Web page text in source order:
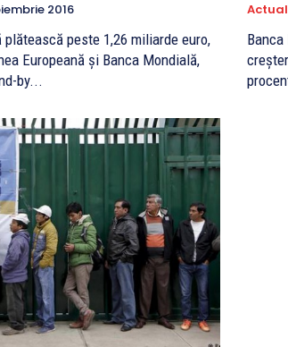
2016
plătească peste 1,26 miliarde euro,
Europeană și Banca Mondială,
by...